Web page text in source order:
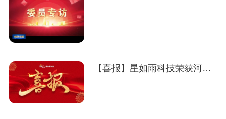
【喜报】星如雨科技荣获河南省"专精特新"企业称号！